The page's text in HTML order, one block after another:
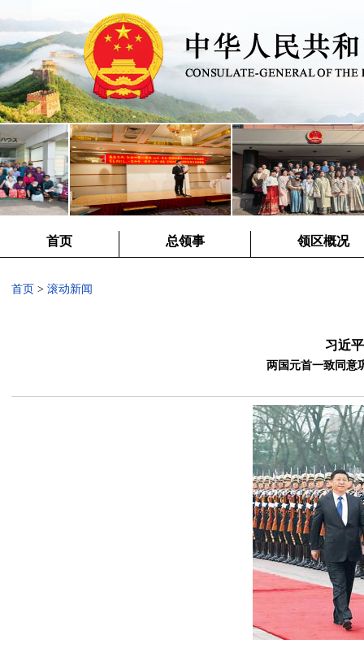
首页 总领事 领区概况
首页 > 滚动新闻
习近
两国元首一致同意